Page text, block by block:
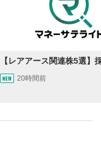
画を再生または
20時間前